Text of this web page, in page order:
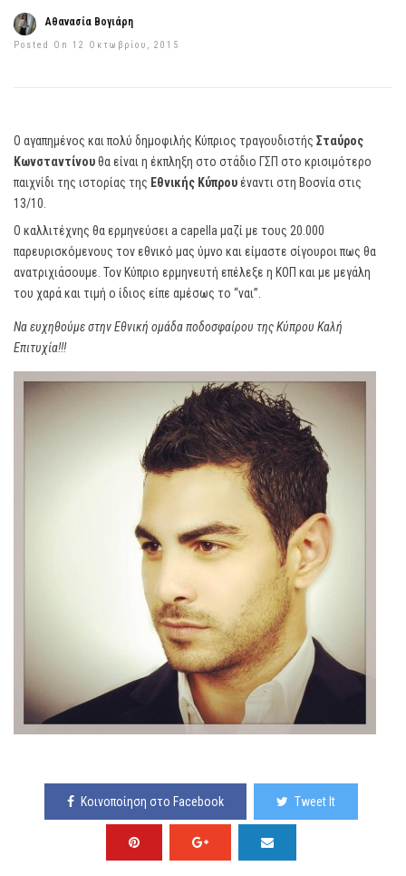
Αθανασία Βογιάρη
Posted On 12 Οκτωβρίου, 2015
O αγαπημένος και πολύ δημοφιλής Κύπριος τραγουδιστής Σταύρος
Κωνσταντίνουθα είναι η έκπληξη στο στάδιο ΓΣΠ στο κρισιμότερο
παιχνίδι της ιστορίας της Εθνικής Κύπρουέναντι στη Βοσνία στις
13/10.
Ο καλλιτέχνης θα ερμηνεύσει a capella μαζί με τους 20.000
παρευρισκόμενους τον εθνικό μας ύμνο και είμαστε σίγουροι πως θα
ανατριχιάσουμε. Τον Κύπριο ερμηνευτή επέλεξε η ΚΟΠ και με μεγάλη
του χαρά και τιμή ο ίδιος είπε αμέσως το “ναι”.
Να ευχηθούμε στην Εθνική ομάδα ποδοσφαίρου της Κύπρου Καλή
Επιτυχία!!!
Κοινοποίηση στο Facebook Tweet It